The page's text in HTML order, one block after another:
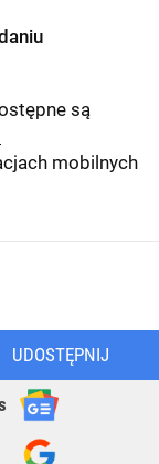
są
mobilnych
UDOSTĘPNIJ